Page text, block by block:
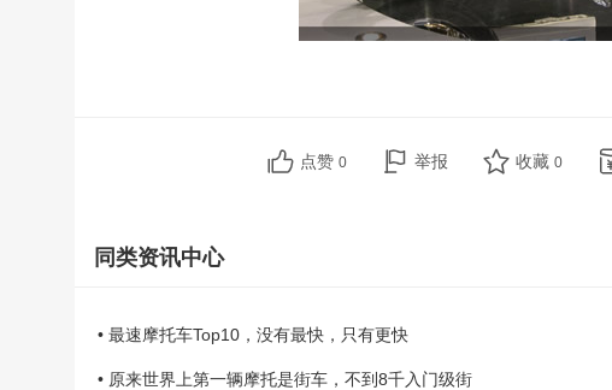
点赞 0 举报 收藏 0
同类资讯中心
• 最速摩托车Top10，没有最快，只有更快
• 原来世界上第一辆摩托是街车，不到8千入门级街